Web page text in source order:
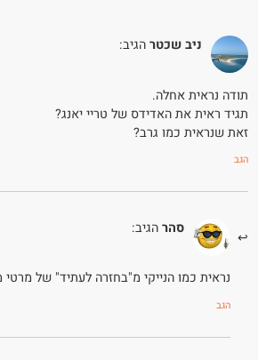
ניב שכטרהגיב:
תודה נראית אחלה.
תגיד ראית את האדידס של טריי יאנג?
זאת שנראית כמו גרב?
הגב
סהרהגיב:
נראית כמו הנייקי מ"בחזרה לעתיד" של מרטי
הגב